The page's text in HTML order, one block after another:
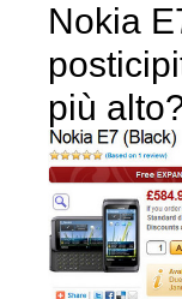
Nokia
più